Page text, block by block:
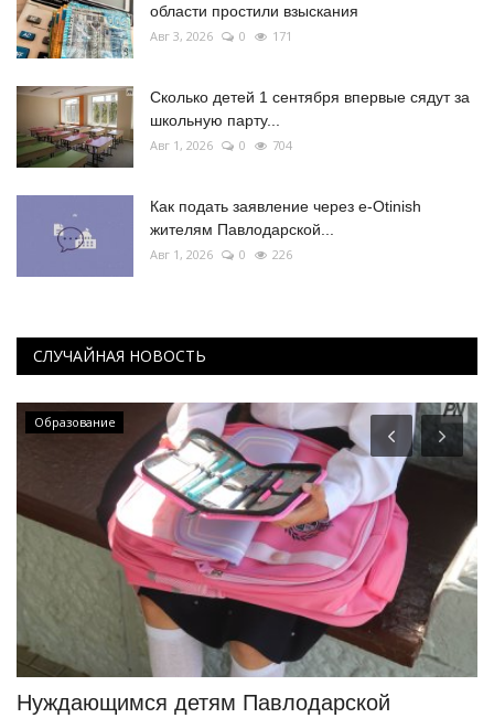
области простили взыскания
Авг 3, 2026 0 171
Сколько детей 1 сентября впервые сядут за
школьную парту...
Авг 1, 2026 0 704
Как подать заявление через e-Otinish
жителям Павлодарской...
Авг 1, 2026 0 226
СЛУЧАЙНАЯ НОВОСТЬ
Образование
Нуждающимся детям Павлодарской